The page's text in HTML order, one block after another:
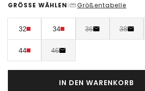
GRÖSSE WÄHLEN | Größentabelle
32 34 36 38
44 46
IN DEN WARENKORB